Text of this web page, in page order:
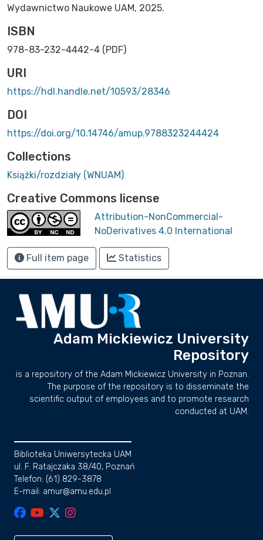
Wydawnictwo Naukowe UAM, 2025.
ISBN
978-83-232-4442-4 (PDF)
URI
https://hdl.handle.net/10593/28346
DOI
https://doi.org/10.14746/amup.9788323244424
Collections
Książki/rozdziały (WNUAM)
Creative Commons license
Attribution-NonCommercial-
NoDerivatives 4.0 International
Full item page Statistics
Adam Mickiewicz University
Repository
is a repository of the Adam Mickiewicz University in Poznan.
The purpose of the repository is to disseminate the
scientific output of employees and to promote research
conducted at UAM.
Biblioteka Uniwersytecka UAM
ul. F. Ratajczaka 38/40, Poznań
Telefon: (61) 829-3878
E-mail: amur@amu.edu.pl